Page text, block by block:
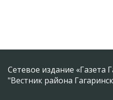
Сетевое издание «Газета
"Вестник района